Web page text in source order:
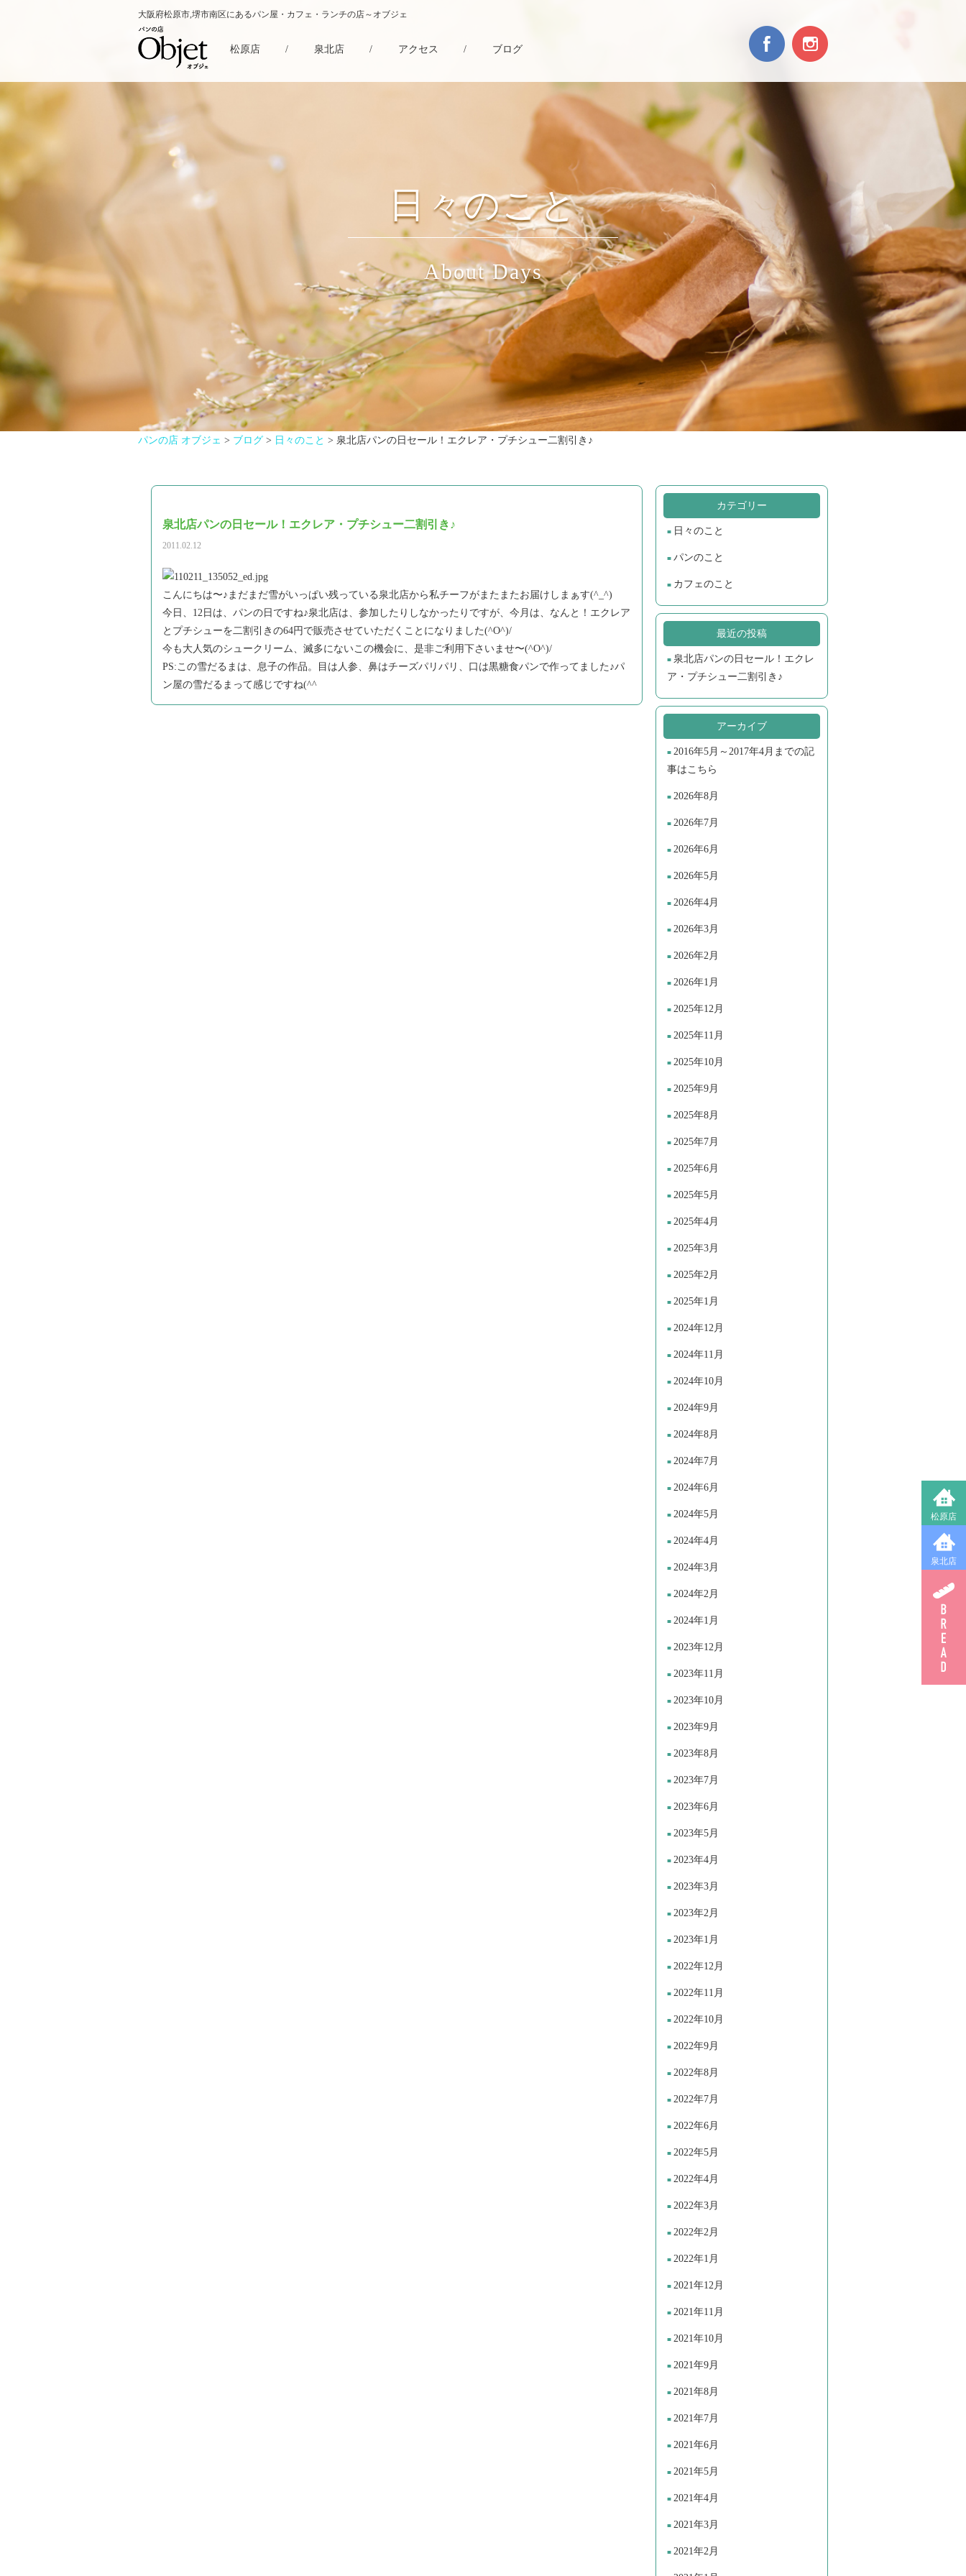
松原店
泉北店
大阪府松原市,堺市南区にあるパン屋・カフェ・ランチの店～オブジェ
松原店 / 泉北店 / アクセス / ブログ
日々のこと
About Days
パンの店 オブジェ > ブログ > 日々のこと > 泉北店パンの日セール！エクレア・プチシュー二割引き♪
泉北店パンの日セール！エクレア・プチシュー二割引き♪
2011.02.12
こんにちは〜♪まだまだ雪がいっぱい残っている泉北店から私チーフがまたまたお届けしまぁす(^_^)
今日、12日は、パンの日ですね♪泉北店は、参加したりしなかったりですが、今月は、なんと！エクレア
とプチシューを二割引きの64円で販売させていただくことになりました(^O^)/
今も大人気のシュークリーム、滅多にないこの機会に、是非ご利用下さいませ〜(^O^)/
PS:この雪だるまは、息子の作品。目は人参、鼻はチーズパリパリ、口は黒糖食パンで作ってました♪パ
ン屋の雪だるまって感じですね(^^ゞ
カテゴリー
日々のこと
パンのこと
カフェのこと
最近の投稿
泉北店パンの日セール！エクレ
ア・プチシュー二割引き♪
アーカイブ
2016年5月～2017年4月までの記
事はこちら
2026年8月
2026年7月
2026年6月
2026年5月
2026年4月
2026年3月
2026年2月
2026年1月
2025年12月
2025年11月
2025年10月
2025年9月
2025年8月
2025年7月
2025年6月
2025年5月
2025年4月
2025年3月
2025年2月
2025年1月
2024年12月
2024年11月
2024年10月
2024年9月
2024年8月
2024年7月
2024年6月
2024年5月
2024年4月
2024年3月
2024年2月
2024年1月
2023年12月
2023年11月
2023年10月
2023年9月
2023年8月
2023年7月
2023年6月
2023年5月
2023年4月
2023年3月
2023年2月
2023年1月
2022年12月
2022年11月
2022年10月
2022年9月
2022年8月
2022年7月
2022年6月
2022年5月
2022年4月
2022年3月
2022年2月
2022年1月
2021年12月
2021年11月
2021年10月
2021年9月
2021年8月
2021年7月
2021年6月
2021年5月
2021年4月
2021年3月
2021年2月